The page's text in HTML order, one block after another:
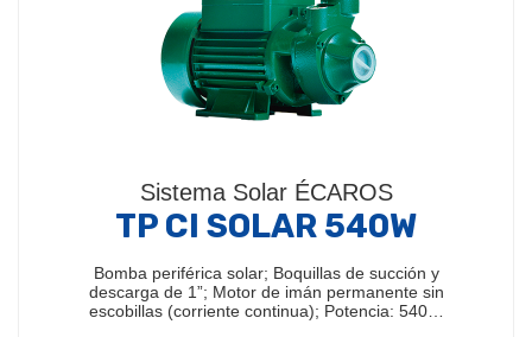
Sistema Solar ÉCAROS
TP CI SOLAR 540W
Bomba periférica solar; Boquillas de succión y
descarga de 1”; Motor de imán permanente sin
escobillas (corriente continua); Potencia: 540…